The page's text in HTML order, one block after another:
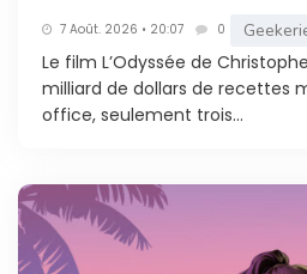
7 Août. 2026 • 20:07 0
Le film L’Odyssée de
milliard de dollars de recettes
office, seulement trois...